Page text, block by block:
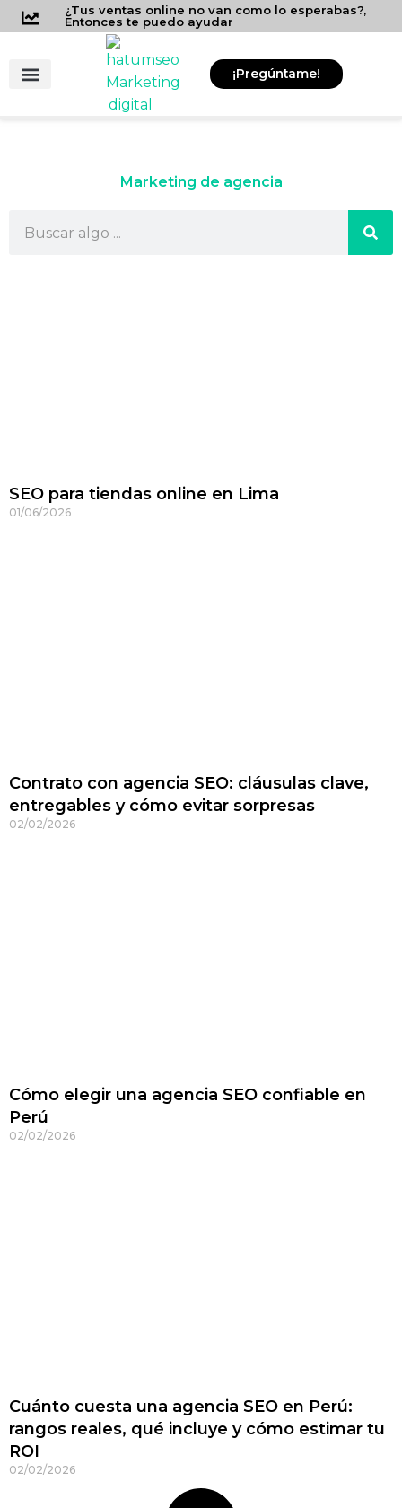
al
¿Tus ventas online no van como lo esperabas?,
Entonces te puedo ayudar
¡Pregúntame!
Marketing de agencia
SEO para tiendas online en Lima
01/06/2026
Contrato con agencia SEO: cláusulas clave,
entregables y cómo evitar sorpresas
02/02/2026
Cómo elegir una agencia SEO confiable en
Perú
02/02/2026
Cuánto cuesta una agencia SEO en Perú:
rangos reales, qué incluye y cómo estimar tu
ROI
02/02/2026